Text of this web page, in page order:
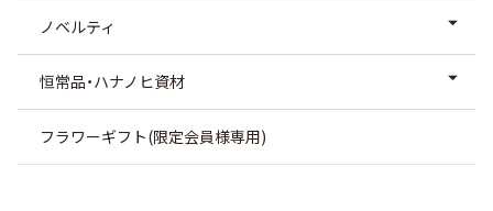
ノベルティ
恒常品・ハナノヒ資材
フラワーギフト(限定会員様専用)